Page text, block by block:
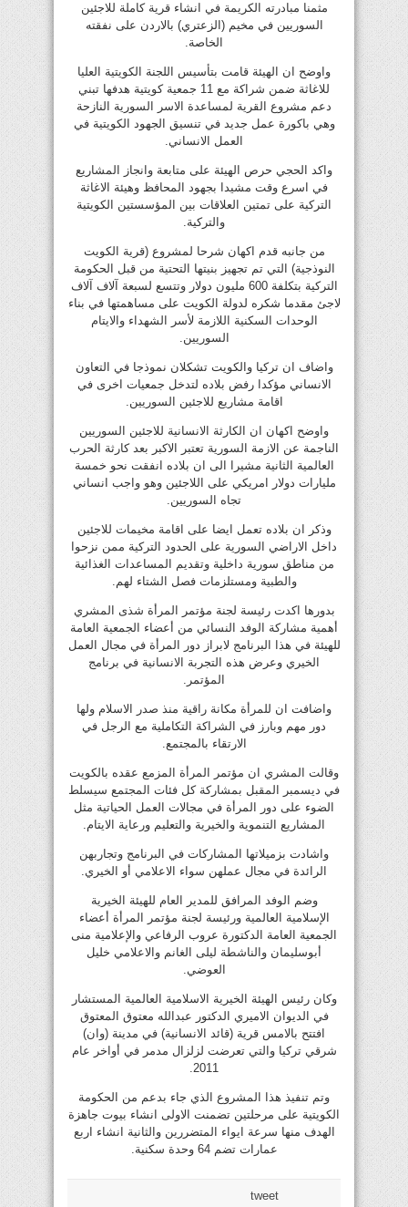
مثمنا مبادرته الكريمة في انشاء قرية كاملة للاجئين
السوريين في مخيم (الزعتري) بالاردن على نفقته
الخاصة.
واوضح ان الهيئة قامت بتأسيس اللجنة الكويتية العليا
للاغاثة ضمن شراكة مع 11 جمعية كويتية هدفها تبني
دعم مشروع القرية لمساعدة الاسر السورية النازحة
وهي باكورة عمل جديد في تنسيق الجهود الكويتية في
العمل الانساني.
واكد الحجي حرص الهيئة على متابعة وانجاز المشاريع
في اسرع وقت مشيدا بجهود المحافظ وهيئة الاغاثة
التركية على تمتين العلاقات بين المؤسستين الكويتية
والتركية.
من جانبه قدم اكهان شرحا لمشروع (قرية الكويت
النوذجية) التي تم تجهيز بنيتها التحتية من قبل الحكومة
التركية بتكلفة 600 مليون دولار وتتسع لسبعة آلاف آلاف
لاجئ مقدما شكره لدولة الكويت على مساهمتها في بناء
الوحدات السكنية اللازمة لأسر الشهداء والايتام
السوريين.
واضاف ان تركيا والكويت تشكلان نموذجا في التعاون
الانساني مؤكدا رفض بلاده لتدخل جمعيات اخرى في
اقامة مشاريع للاجئين السوريين.
واوضح اكهان ان الكارثة الانسانية للاجئين السوريين
الناجمة عن الازمة السورية تعتبر الاكبر بعد كارثة الحرب
العالمية الثانية مشيرا الى ان بلاده انفقت نحو خمسة
مليارات دولار امريكي على اللاجئين وهو واجب انساني
تجاه السوريين.
وذكر ان بلاده تعمل ايضا على اقامة مخيمات للاجئين
داخل الاراضي السورية على الحدود التركية ممن نزحوا
من مناطق سورية داخلية وتقديم المساعدات الغذائية
والطبية ومستلزمات فصل الشتاء لهم.
بدورها اكدت رئيسة لجنة مؤتمر المرأة شذى المشري
أهمية مشاركة الوفد النسائي من أعضاء الجمعية العامة
للهيئة في هذا البرنامج لابراز دور المرأة في مجال العمل
الخيري وعرض هذه التجربة الانسانية في برنامج
المؤتمر.
واضافت ان للمرأة مكانة راقية منذ صدر الاسلام ولها
دور مهم وبارز في الشراكة التكاملية مع الرجل في
الارتقاء بالمجتمع.
وقالت المشري ان مؤتمر المرأة المزمع عقده بالكويت
في ديسمبر المقبل بمشاركة كل فئات المجتمع سيسلط
الضوء على دور المرأة في مجالات العمل الحياتية مثل
المشاريع التنموية والخيرية والتعليم ورعاية الايتام.
واشادت بزميلاتها المشاركات في البرنامج وتجاربهن
الرائدة في مجال عملهن سواء الاعلامي أو الخيري.
وضم الوفد المرافق للمدير العام للهيئة الخيرية
الإسلامية العالمية ورئيسة لجنة مؤتمر المرأة أعضاء
الجمعية العامة الدكتورة عروب الرفاعي والإعلامية منى
أبوسليمان والناشطة ليلى الغانم والاعلامي خليل
العوضي.
وكان رئيس الهيئة الخيرية الاسلامية العالمية المستشار
في الديوان الاميري الدكتور عبدالله معتوق المعتوق
افتتح بالامس قرية (قائد الانسانية) في مدينة (وان)
شرقي تركيا والتي تعرضت لزلزال مدمر في أواخر عام
2011.
وتم تنفيذ هذا المشروع الذي جاء بدعم من الحكومة
الكويتية على مرحلتين تضمنت الاولى انشاء بيوت جاهزة
الهدف منها سرعة ايواء المتضررين والثانية انشاء اربع
عمارات تضم 64 وحدة سكنية.
tweet